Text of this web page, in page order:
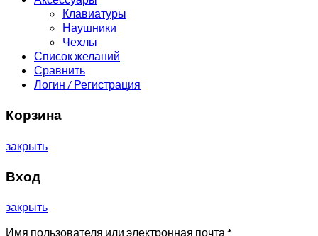
Клавиатуры
Наушники
Чехлы
Список желаний
Сравнить
Логин / Регистрация
Корзина
закрыть
Вход
закрыть
Имя пользователя или электронная почта *